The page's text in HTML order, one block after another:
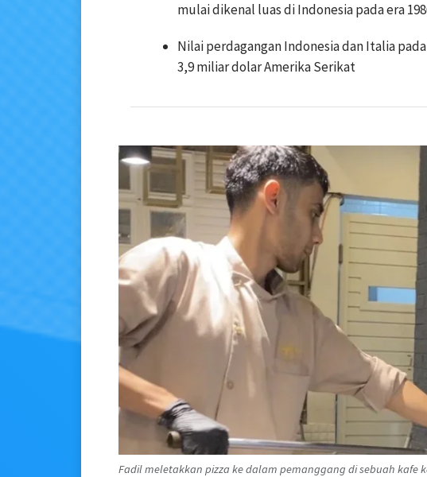
mulai dikenal luas di Indonesia pada era
Nilai perdagangan Indonesia dan Italia
3,9 miliar dolar Amerika Serikat
Fadil meletakkan pizza ke dalam pemanggang di sebuah kafe